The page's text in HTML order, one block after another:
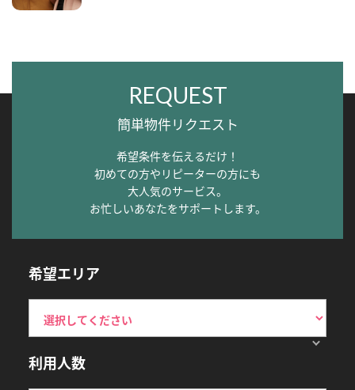
REQUEST
簡単物件リクエスト
希望条件を伝えるだけ！
初めての方やリピーターの方にも
大人気のサービス。
お忙しいあなたをサポートします。
希望エリア
利用人数